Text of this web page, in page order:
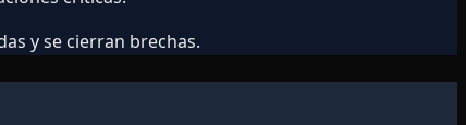
y se cierran brechas.